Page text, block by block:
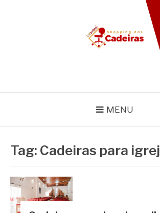
BLOG
MENU
Tag: Cadeiras para